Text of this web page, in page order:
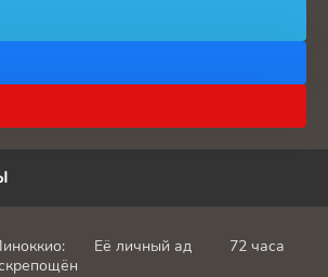
Её личный ад 72 часа